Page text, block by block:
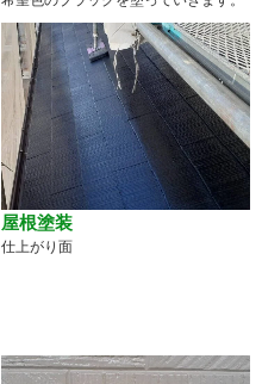
屋根塗装
仕上がり面